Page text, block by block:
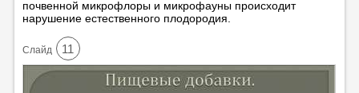
почвенной микрофлоры и микрофауны происходит
нарушение естественного плодородия.
Cлайд 11